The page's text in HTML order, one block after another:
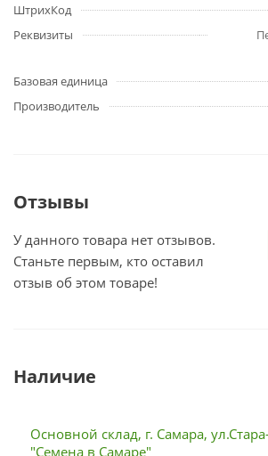
ШтрихКод
Реквизиты
Базовая единица
Производитель
Отзывы
У данного товара нет отзывов.
Станьте первым, кто оставил
отзыв об этом товаре!
Наличие
Основной склад, г. Самара,
"Семена в Самаре"